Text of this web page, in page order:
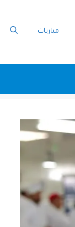
مباريات